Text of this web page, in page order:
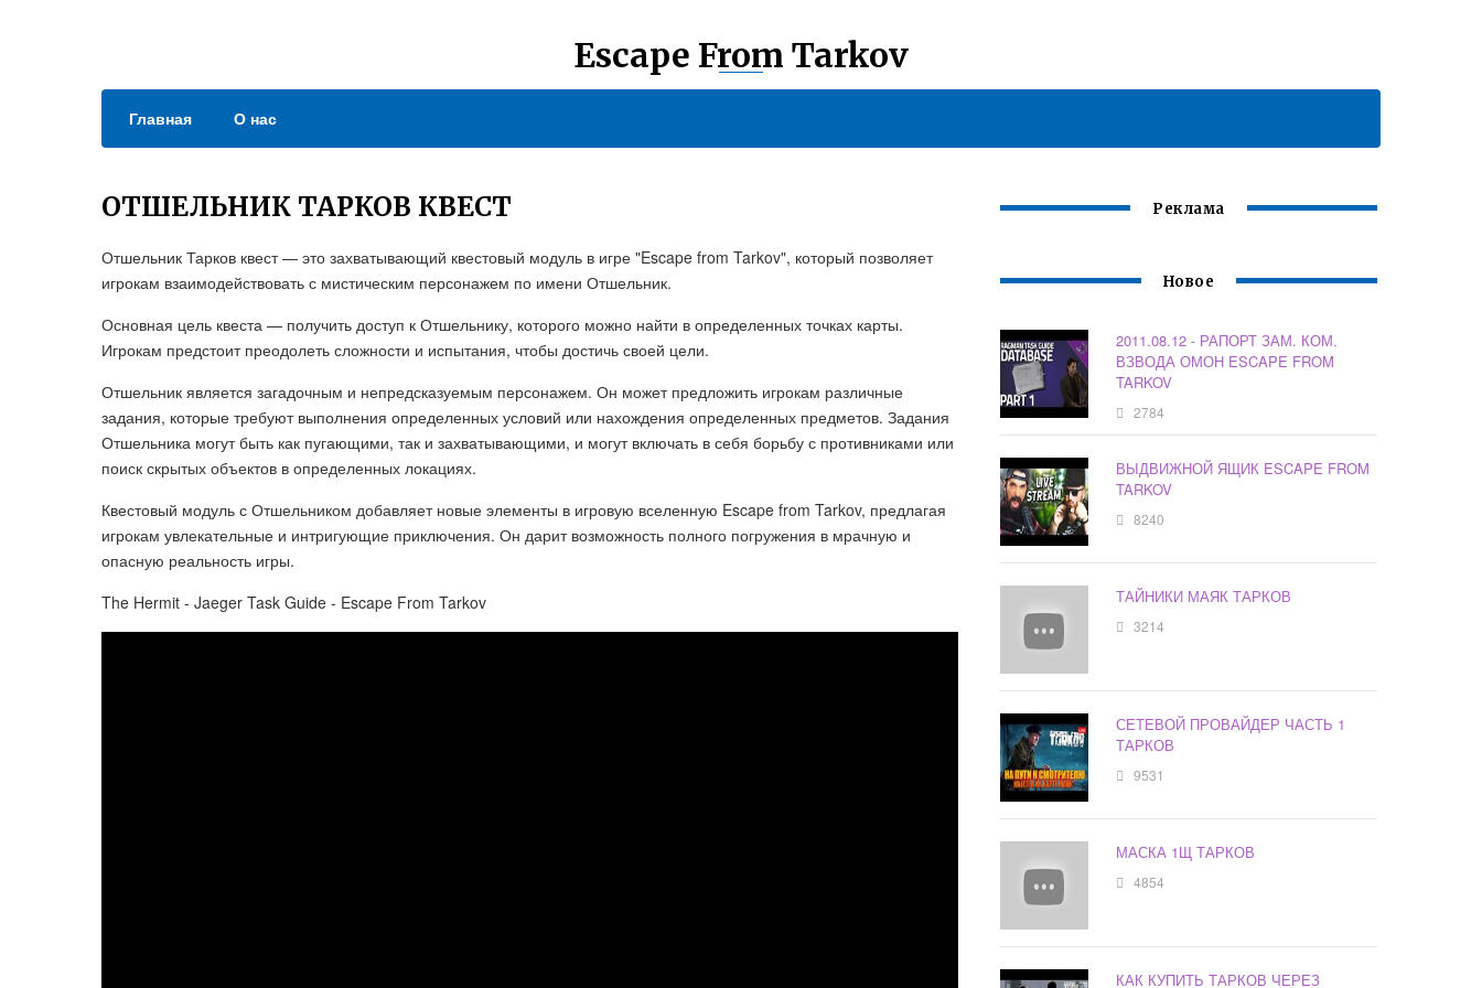
Escape From Tarkov
Главная О нас
ОТШЕЛЬНИК ТАРКОВ КВЕСТ
Отшельник Тарков квест — это захватывающий квестовый модуль в игре "Escape from Tarkov", который позволяет
игрокам взаимодействовать с мистическим персонажем по имени Отшельник.
Основная цель квеста — получить доступ к Отшельнику, которого можно найти в определенных точках карты.
Игрокам предстоит преодолеть сложности и испытания, чтобы достичь своей цели.
Отшельник является загадочным и непредсказуемым персонажем. Он может предложить игрокам различные
задания, которые требуют выполнения определенных условий или нахождения определенных предметов. Задания
Отшельника могут быть как пугающими, так и захватывающими, и могут включать в себя борьбу с противниками или
поиск скрытых объектов в определенных локациях.
Квестовый модуль с Отшельником добавляет новые элементы в игровую вселенную Escape from Tarkov, предлагая
игрокам увлекательные и интригующие приключения. Он дарит возможность полного погружения в мрачную и
опасную реальность игры.
The Hermit - Jaeger Task Guide - Escape From Tarkov
Реклама
Новое
2011.08.12 - РАПОРТ ЗАМ. КОМ.
ВЗВОДА ОМОН ESCAPE FROM
TARKOV
2784
ВЫДВИЖНОЙ ЯЩИК ESCAPE FROM
TARKOV
8240
ТАЙНИКИ МАЯК ТАРКОВ
3214
СЕТЕВОЙ ПРОВАЙДЕР ЧАСТЬ 1
ТАРКОВ
9531
МАСКА 1Щ ТАРКОВ
4854
КАК КУПИТЬ ТАРКОВ ЧЕРЕЗ